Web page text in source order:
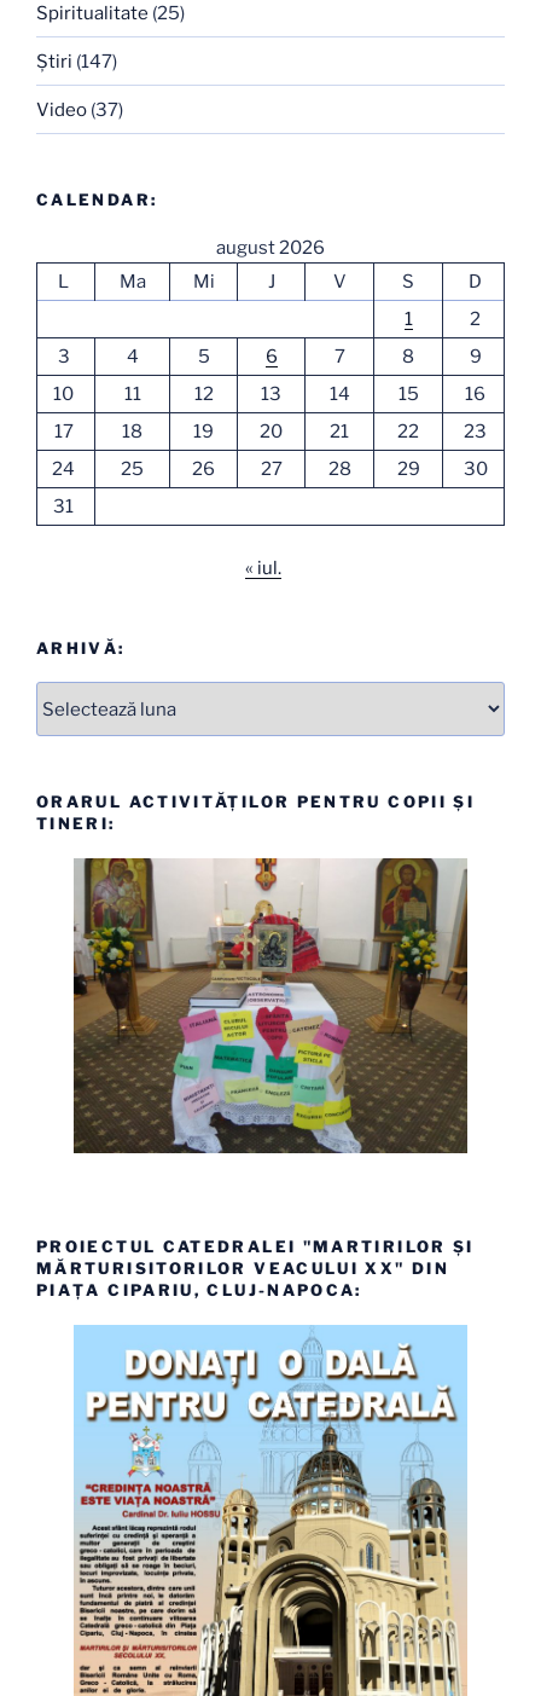
Spiritualitate (25)
Ştiri (147)
Video (37)
CALENDAR:
august 2026
L
Ma Mi J V S
D
1
2
3
4 5 6 7 8
9
10
11 12 13 14 15
16
17
18 19 20 21 22
23
24
25 26 27 28 29
30
31
« iul.
ARHIVĂ:
ORARUL ACTIVITĂȚILOR PENTRU COPII ȘI
TINERI:
PROIECTUL CATEDRALEI "MARTIRILOR ȘI
MĂRTURISITORILOR VEACULUI XX" DIN
PIAȚA CIPARIU, CLUJ-NAPOCA: